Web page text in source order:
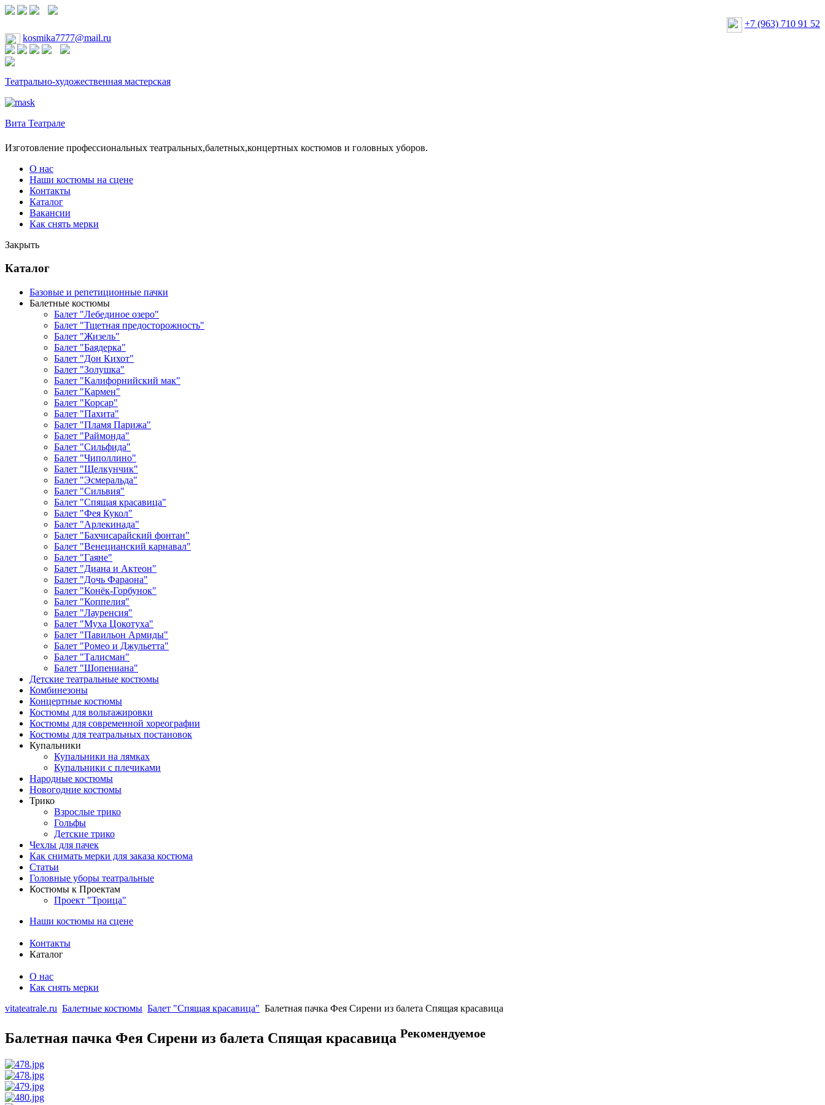
+7 (963) 710 91 52
kosmika7777@mail.ru
Театрально-художественная мастерская
Вита Театрале
Изготовление профессиональных театральных,балетных,концертных костюмов и головных уборов.
О нас
Наши костюмы на сцене
Контакты
Каталог
Вакансии
Как снять мерки
Закрыть
Каталог
Базовые и репетиционные пачки
Балетные костюмы
Балет "Лебединое озеро"
Балет "Тщетная предосторожность"
Балет "Жизель"
Балет "Баядерка"
Балет "Дон Кихот"
Балет "Золушка"
Балет "Калифорнийский мак"
Балет "Кармен"
Балет "Корсар"
Балет "Пахита"
Балет "Пламя Парижа"
Балет "Раймонда"
Балет "Сильфида"
Балет "Чиполлино"
Балет "Щелкунчик"
Балет "Эсмеральда"
Балет "Сильвия"
Балет "Спящая красавица"
Балет "Фея Кукол"
Балет "Арлекинада"
Балет "Бахчисарайский фонтан"
Балет "Венецианский карнавал"
Балет "Гаяне"
Балет "Диана и Актеон"
Балет "Дочь Фараона"
Балет "Конёк-Горбунок"
Балет "Коппелия"
Балет "Лауренсия"
Балет "Муха Цокотуха"
Балет "Павильон Армиды"
Балет "Ромео и Джульетта"
Балет "Талисман"
Балет "Шопениана"
Детские театральные костюмы
Комбинезоны
Концертные костюмы
Костюмы для вольтажировки
Костюмы для современной хореографии
Костюмы для театральных постановок
Купальники
Купальники на лямках
Купальники с плечиками
Народные костюмы
Новогодние костюмы
Трико
Взрослые трико
Гольфы
Детские трико
Чехлы для пачек
Как снимать мерки для заказа костюма
Статьи
Головные уборы театральные
Костюмы к Проектам
Проект "Троица"
Наши костюмы на сцене
Контакты
Каталог
О нас
Как снять мерки
vitateatrale.ru Балетные костюмы Балет "Спящая красавица" Балетная пачка Фея Сирени из балета Спящая красавица
Балетная пачка Фея Сирени из балета Спящая красавица Рекомендуемое